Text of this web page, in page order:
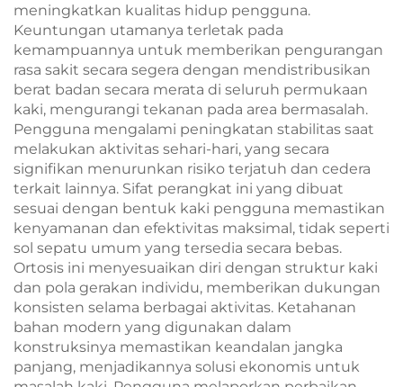
meningkatkan kualitas hidup pengguna.
Keuntungan utamanya terletak pada
kemampuannya untuk memberikan pengurangan
rasa sakit secara segera dengan mendistribusikan
berat badan secara merata di seluruh permukaan
kaki, mengurangi tekanan pada area bermasalah.
Pengguna mengalami peningkatan stabilitas saat
melakukan aktivitas sehari-hari, yang secara
signifikan menurunkan risiko terjatuh dan cedera
terkait lainnya. Sifat perangkat ini yang dibuat
sesuai dengan bentuk kaki pengguna memastikan
kenyamanan dan efektivitas maksimal, tidak seperti
sol sepatu umum yang tersedia secara bebas.
Ortosis ini menyesuaikan diri dengan struktur kaki
dan pola gerakan individu, memberikan dukungan
konsisten selama berbagai aktivitas. Ketahanan
bahan modern yang digunakan dalam
konstruksinya memastikan keandalan jangka
panjang, menjadikannya solusi ekonomis untuk